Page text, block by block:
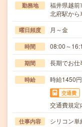
勤務地
福井県越前
北府駅から
曜日頻度 月～金
時間 08:00～
期間 長期でお仕
時給 時給1450円
交通費
交通費規定
仕事内容
シリコン